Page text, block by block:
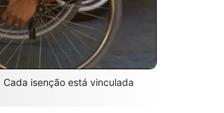
isenção está vinculada